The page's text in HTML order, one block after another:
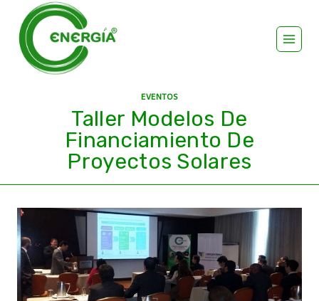
EVENTOS
Taller Modelos De
Financiamiento De
Proyectos Solares